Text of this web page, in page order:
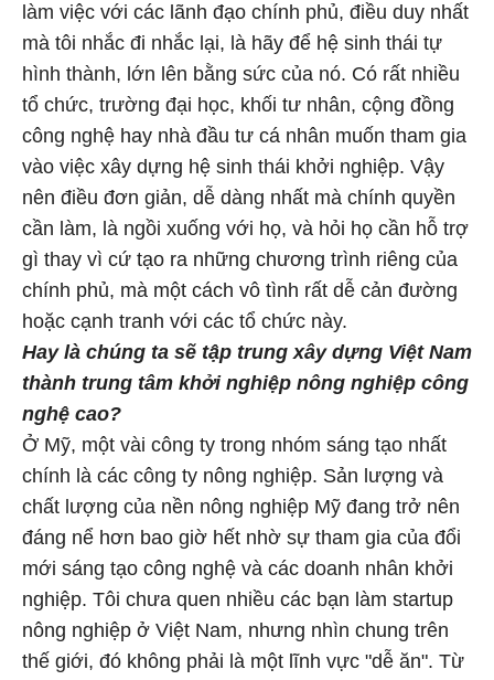
làm việc với các lãnh đạo chính phủ, điều duy nhất
mà tôi nhắc đi nhắc lại, là hãy để hệ sinh thái tự
hình thành, lớn lên bằng sức của nó. Có rất nhiều
tổ chức, trường đại học, khối tư nhân, cộng đồng
công nghệ hay nhà đầu tư cá nhân muốn tham gia
vào việc xây dựng hệ sinh thái khởi nghiệp. Vậy
nên điều đơn giản, dễ dàng nhất mà chính quyền
cần làm, là ngồi xuống với họ, và hỏi họ cần hỗ trợ
gì thay vì cứ tạo ra những chương trình riêng của
chính phủ, mà một cách vô tình rất dễ cản đường
hoặc cạnh tranh với các tổ chức này.
Hay là chúng ta sẽ tập trung xây dựng Việt Nam
thành trung tâm khởi nghiệp nông nghiệp công
nghệ cao?
Ở Mỹ, một vài công ty trong nhóm sáng tạo nhất
chính là các công ty nông nghiệp. Sản lượng và
chất lượng của nền nông nghiệp Mỹ đang trở nên
đáng nể hơn bao giờ hết nhờ sự tham gia của đổi
mới sáng tạo công nghệ và các doanh nhân khởi
nghiệp. Tôi chưa quen nhiều các bạn làm startup
nông nghiệp ở Việt Nam, nhưng nhìn chung trên
thế giới, đó không phải là một lĩnh vực "dễ ăn". Từ